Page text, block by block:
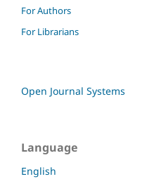
For Authors
For Librarians
Open Journal Systems
Language
English